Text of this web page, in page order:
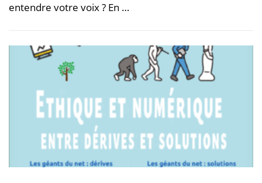
entendre votre voix ? En …